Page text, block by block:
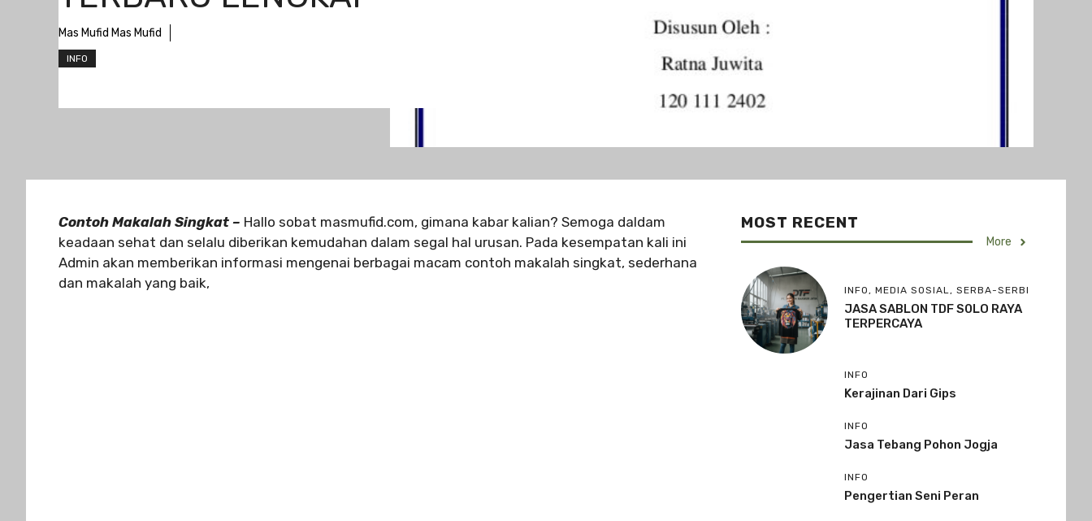
Mas Mufid Mas Mufid
INFO
Contoh Makalah Singkat – Hallo sobat masmufid.com, gimana kabar kalian? Semoga daldam
keadaan sehat dan selalu diberikan kemudahan dalam segal hal urusan. Pada kesempatan kali ini
Admin akan memberikan informasi mengenai berbagai macam contoh makalah singkat, sederhana
dan makalah yang baik,
MOST RECENT
More
INFO, MEDIA SOSIAL, SERBA-SERBI
JASA SABLON TDF S0LO RAYA
TERPERCAYA
INFO
Kerajinan Dari Gips
INFO
Jasa Tebang Pohon Jogja
INFO
Pengertian Seni Peran